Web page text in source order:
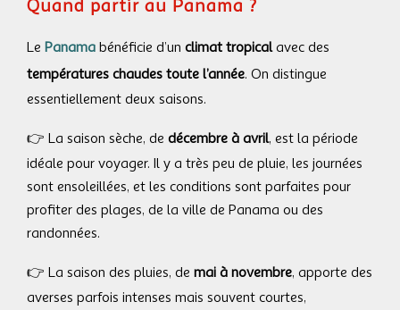
Quand partir au Panama ?
Le Panama bénéficie d’un climat tropicalavec des
températures chaudes toute l’année. On distingue
essentiellement deux saisons.
👉 La saison sèche, de décembre à avril, est la période
idéale pour voyager. Il y a très peu de pluie, les journées
sont ensoleillées, et les conditions sont parfaites pour
profiter des plages, de la ville de Panama ou des
randonnées.
👉 La saison des pluies, de mai à novembre, apporte des
averses parfois intenses mais souvent courtes,